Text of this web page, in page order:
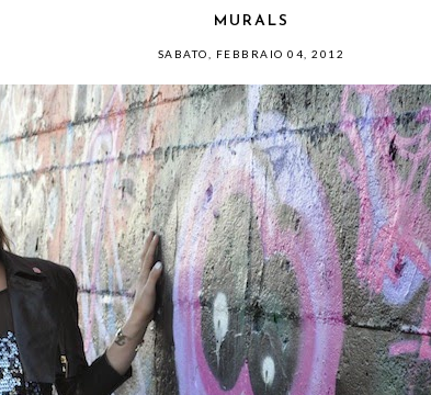
MURALS
SABATO, FEBBRAIO 04, 2012